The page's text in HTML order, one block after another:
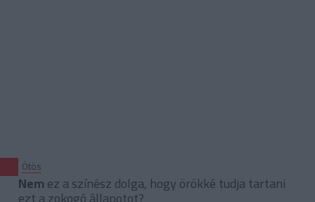
Ötös
Nemez a színész dolga, hogy örökké tudja tartani